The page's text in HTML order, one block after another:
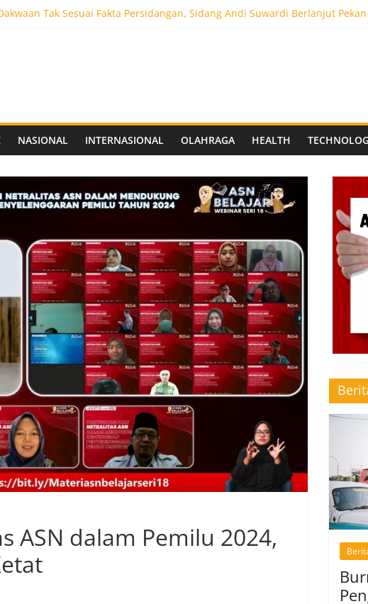
Tak Sesuai Fakta Persidangan, Sidang Andi Suwardi Berlanjut
Stadion Berkapasitas 10 Ribu Penonton, Dekat Exit Tol Pegandon
UNAIR Mulai Perjuangan di Final OLIVIA XI 2026
Jatim Matangkan Keamanan Website dan Siapkan Sistem Social Media
NASIONAL INTERNASIONAL OLAHRAGA HEALTH
ASN dalam Pemilu 2024,